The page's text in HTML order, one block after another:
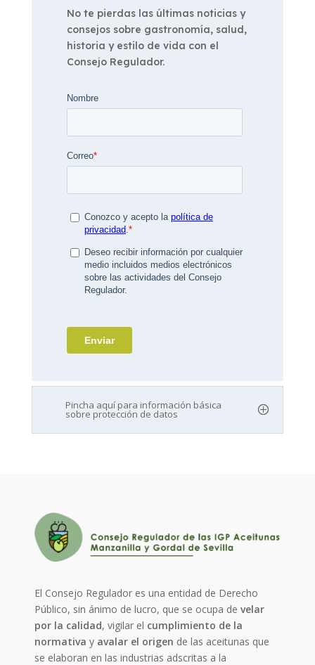
No te pierdas las últimas noticias y
consejos sobre gastronomía, salud,
historia y estilo de vida con el
Consejo Regulador.
Pincha aquí para información básica
sobre protección de datos
El Consejo Regulador es una entidad de Derecho
Público, sin ánimo de lucro, que se ocupa develar
por la calidad, vigilar el cumplimiento de la
normativa y avalar el origen de las aceitunas que
se elaboran en las industrias adscritas a la